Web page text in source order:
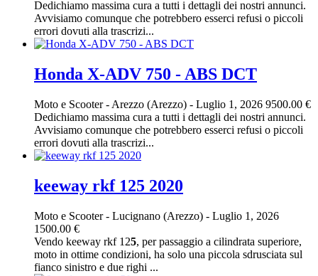
Dedichiamo massima cura a tutti i dettagli dei nostri annunci.
Avvisiamo comunque che potrebbero esserci refusi o piccoli
errori dovuti alla trascrizi...
Honda X-ADV 750 - ABS DCT
Moto e Scooter- Arezzo (Arezzo) - Luglio 1, 2026 9500.00 €
Dedichiamo massima cura a tutti i dettagli dei nostri annunci.
Avvisiamo comunque che potrebbero esserci refusi o piccoli
errori dovuti alla trascrizi...
keeway rkf 125 2020
Moto e Scooter- Lucignano (Arezzo) - Luglio 1, 2026
1500.00 €
Vendo keeway rkf 125, per passaggio a cilindrata superiore,
moto in ottime condizioni, ha solo una piccola sdrusciata sul
fianco sinistro e due righi ...